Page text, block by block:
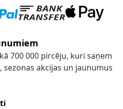
700 000 pircēju, kuri saņem
akcijas un jaunumus